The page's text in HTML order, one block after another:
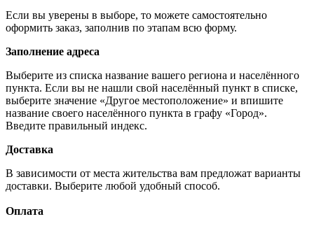
Если вы уверены в выборе, то можете самостоятельно
оформить заказ, заполнив по этапам всю форму.
Заполнение адреса
Выберите из списка название вашего региона и населённого
пункта. Если вы не нашли свой населённый пункт в списке,
выберите значение «Другое местоположение» и впишите
название своего населённого пункта в графу «Город».
Введите правильный индекс.
Доставка
В зависимости от места жительства вам предложат варианты
доставки. Выберите любой удобный способ.
Оплата